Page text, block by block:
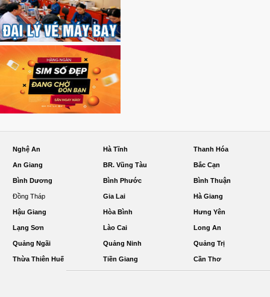
Nghệ An Hà Tĩnh Thanh Hóa
An Giang BR. Vũng Tàu Bắc Cạn
Bình Dương Bình Phước Bình Thuận
Đồng Tháp Gia Lai Hà Giang
Hậu Giang Hòa Bình Hưng Yên
Lạng Sơn Lào Cai Long An
Quảng Ngãi Quảng Ninh Quảng Trị
Thừa Thiên Huế Tiền Giang Cần Thơ